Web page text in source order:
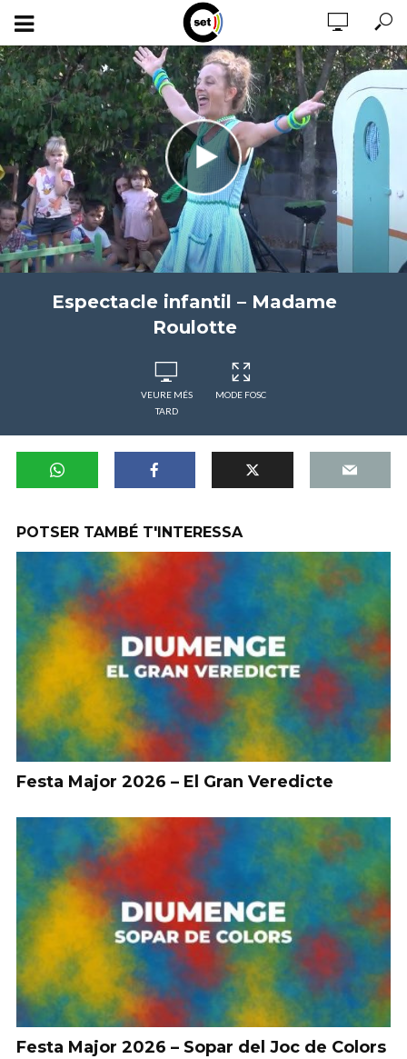
Espectacle infantil – Madame
Roulotte
VEURE MÉS
TARD
MODE FOSC
POTSER TAMBÉ T'INTERESSA
Festa Major 2026 – El Gran Veredicte
Festa Major 2026 – Sopar del Joc de Colors